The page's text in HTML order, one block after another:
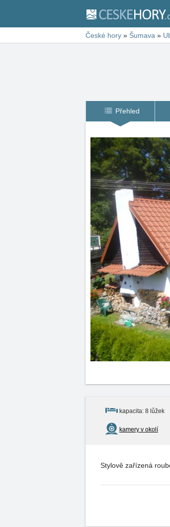
České hory » Šumava »
Přehled
kapacita: 8 lůžek
kamery v okolí
Stylově zařízená